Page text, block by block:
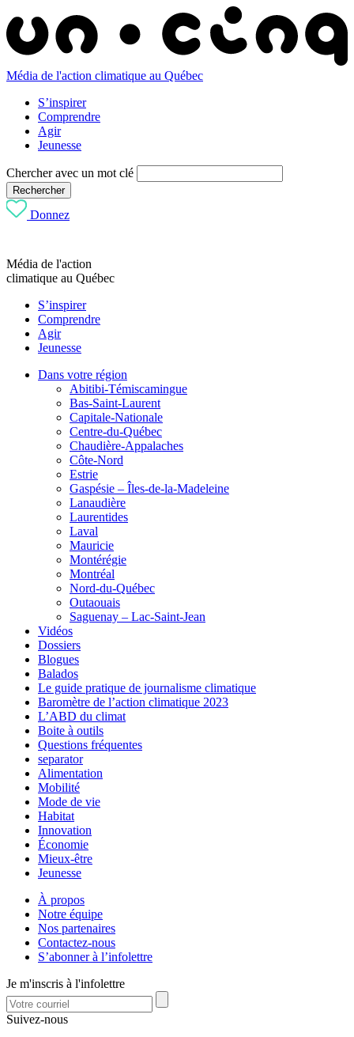
Média de l'action climatique au Québec
S’inspirer
Comprendre
Agir
Jeunesse
Chercher avec un mot clé
Rechercher
Donnez
Média de l'action
climatique au Québec
S’inspirer
Comprendre
Agir
Jeunesse
Dans votre région
Abitibi-Témiscamingue
Bas-Saint-Laurent
Capitale-Nationale
Centre-du-Québec
Chaudière-Appalaches
Côte-Nord
Estrie
Gaspésie – Îles-de-la-Madeleine
Lanaudière
Laurentides
Laval
Mauricie
Montérégie
Montréal
Nord-du-Québec
Outaouais
Saguenay – Lac-Saint-Jean
Vidéos
Dossiers
Blogues
Balados
Le guide pratique de journalisme climatique
Baromètre de l’action climatique 2023
L’ABD du climat
Boite à outils
Questions fréquentes
separator
Alimentation
Mobilité
Mode de vie
Habitat
Innovation
Économie
Mieux-être
Jeunesse
À propos
Notre équipe
Nos partenaires
Contactez-nous
S’abonner à l’infolettre
Je m'inscris à l'infolettre
Suivez-nous